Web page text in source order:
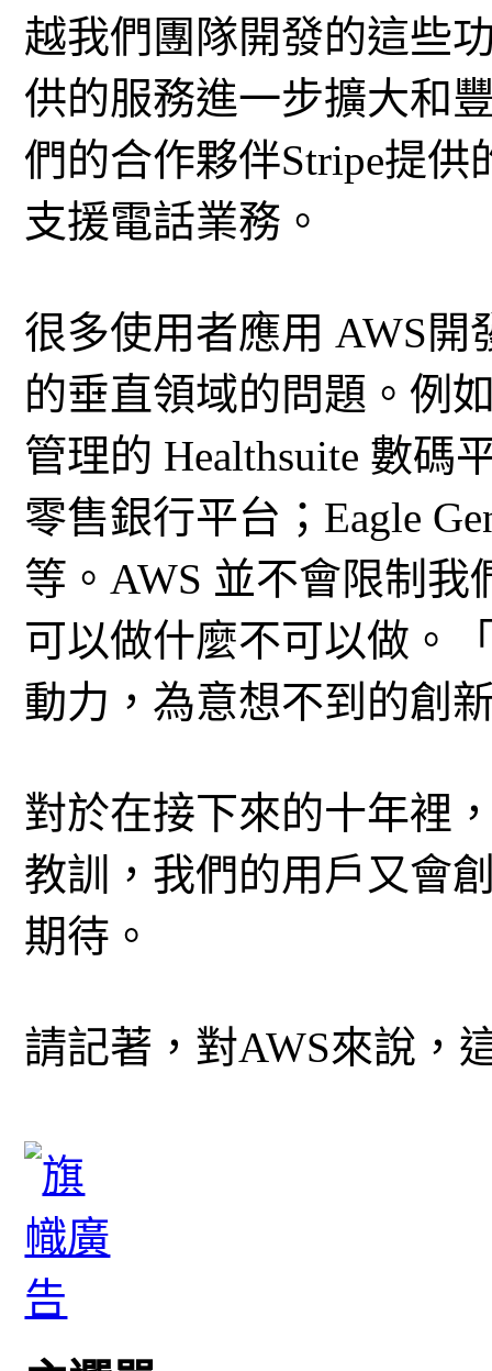
越我們團隊開發的這些
供的服務進一步擴大和
們的合作夥伴Stripe提
支援電話業務。
很多使用者應用 AWS
的垂直領域的問題。例
管理的 Healthsuite 數碼
零售銀行平台；Eagle
等。AWS 並不會限制
可以做什麼不可以做。
動力，為意想不到的創
對於在接下來的十年裡
教訓，我們的用戶又會
期待。
請記著，對AWS來說，